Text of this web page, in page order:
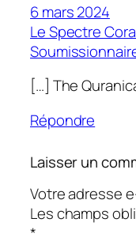
6 mars 2024
Le Spectre
[…] The
Répondre
Laisser un
Votre adresse
Les champs
*